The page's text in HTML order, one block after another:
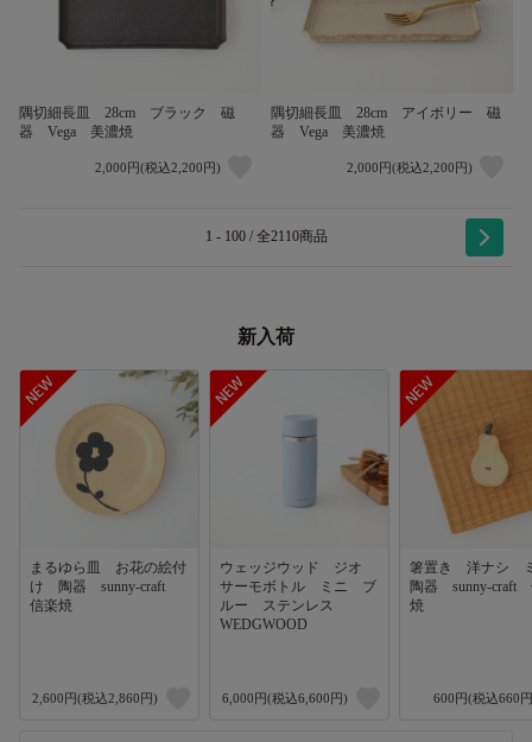
隅切細長皿 28cm ブラック 磁
器 Vega 美濃焼
2,000円(税込2,200円)
隅切細長皿 28cm アイボリー 磁
器 Vega 美濃焼
2,000円(税込2,200円)
1 - 100 / 全2110商品
新入荷
まるゆら皿 お花の絵付
け 陶器 sunny-craft
信楽焼
2,600円(税込2,860円)
ウェッジウッド ジオ
サーモボトル ミニ ブ
ルー ステンレス
WEDGWOOD
6,000円(税込6,600円)
箸置き 洋ナシ
陶器 sunny-craft
焼
600円(税込660